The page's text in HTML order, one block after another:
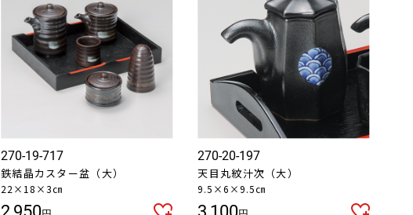
270-19-717
鉄結晶カスター盆（大）
22×18×3㎝
270-20-197
天目丸紋汁次（大）
9.5×6×9.5㎝